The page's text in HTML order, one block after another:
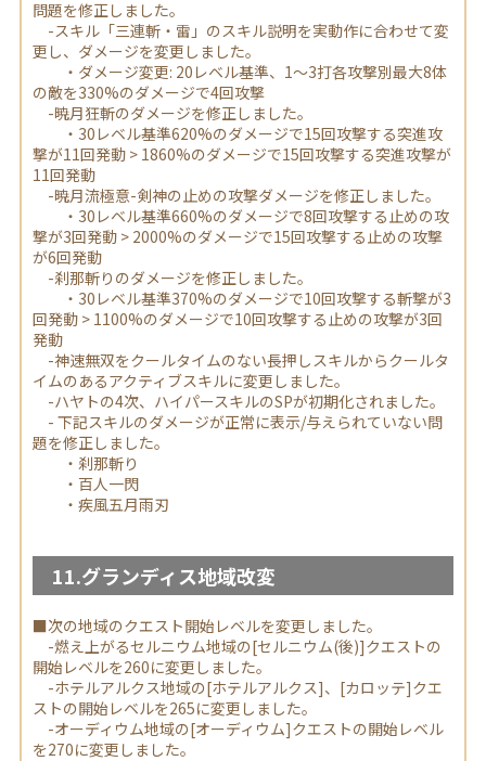
問題を修正しました。
-スキル「三連斬・雷」のスキル説明を実動作に合わせて変
更し、ダメージを変更しました。
・ダメージ変更: 20レベル基準、1～3打各攻撃別最大8体
の敵を330%のダメージで4回攻撃
-暁月狂斬のダメージを修正しました。
・30レベル基準620%のダメージで15回攻撃する突進攻
撃が11回発動 > 1860%のダメージで15回攻撃する突進攻撃が
11回発動
-暁月流極意-剣神の止めの攻撃ダメージを修正しました。
・30レベル基準660%のダメージで8回攻撃する止めの攻
撃が3回発動 > 2000%のダメージで15回攻撃する止めの攻撃
が6回発動
-刹那斬りのダメージを修正しました。
・30レベル基準370%のダメージで10回攻撃する斬撃が3
回発動 > 1100%のダメージで10回攻撃する止めの攻撃が3回
発動
-神速無双をクールタイムのない長押しスキルからクールタ
イムのあるアクティブスキルに変更しました。
-ハヤトの4次、ハイパースキルのSPが初期化されました。
- 下記スキルのダメージが正常に表示/与えられていない問
題を修正しました。
・刹那斬り
・百人一閃
・疾風五月雨刃
11.グランディス地域改変
■次の地域のクエスト開始レベルを変更しました。
-燃え上がるセルニウム地域の[セルニウム(後)]クエストの
開始レベルを260に変更しました。
-ホテルアルクス地域の[ホテルアルクス]、[カロッテ]クエ
ストの開始レベルを265に変更しました。
-オーディウム地域の[オーディウム]クエストの開始レベル
を270に変更しました。